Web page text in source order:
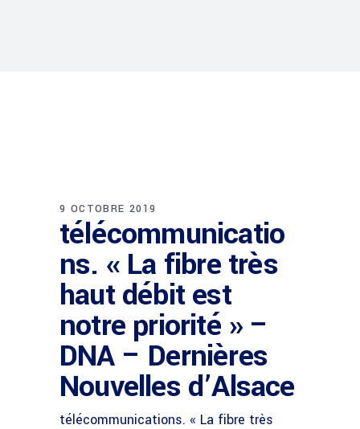
9 OCTOBRE 2019
télécommunicatio
ns. « La fibre très
haut débit est
notre priorité » –
DNA – Dernières
Nouvelles d’Alsace
télécommunications. « La fibre très